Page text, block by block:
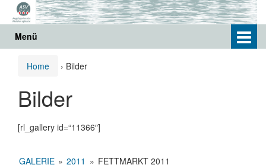
Springe
zum
Hauptmenü
Menü
Home › Bilder
Bilder
[rl_gallery id=“11366″]
GALERIE » 2011 » FETTMARKT 2011